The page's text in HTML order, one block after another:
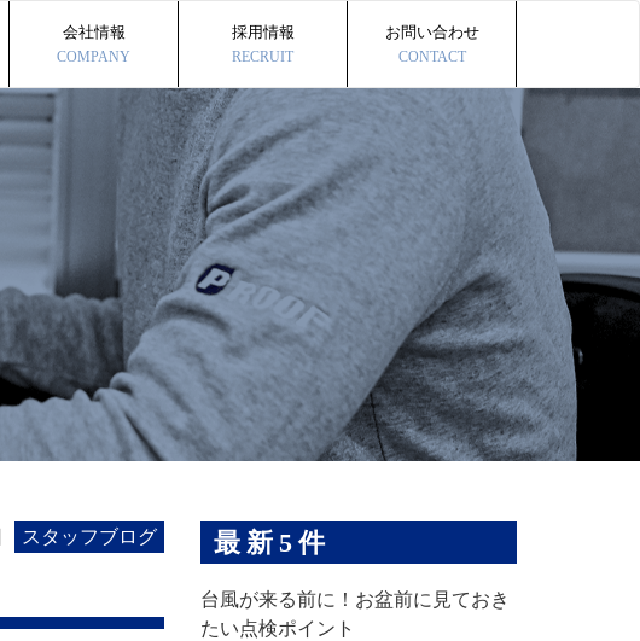
会社情報
COMPANY
採用情報
RECRUIT
お問い合わせ
CONTACT
スタッフブログ 最新5件
台風が来る前に！お盆前に見ておき
たい点検ポイント